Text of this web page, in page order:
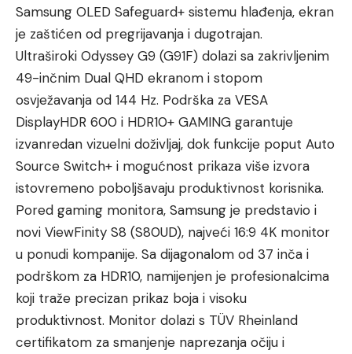
Samsung OLED Safeguard+ sistemu hlađenja, ekran
je zaštićen od pregrijavanja i dugotrajan.
Ultraširoki Odyssey G9 (G91F) dolazi sa zakrivljenim
49-inčnim Dual QHD ekranom i stopom
osvježavanja od 144 Hz. Podrška za VESA
DisplayHDR 600 i HDR10+ GAMING garantuje
izvanredan vizuelni doživljaj, dok funkcije poput Auto
Source Switch+ i mogućnost prikaza više izvora
istovremeno poboljšavaju produktivnost korisnika.
Pored gaming monitora, Samsung je predstavio i
novi ViewFinity S8 (S80UD), najveći 16:9 4K monitor
u ponudi kompanije. Sa dijagonalom od 37 inča i
podrškom za HDR10, namijenjen je profesionalcima
koji traže precizan prikaz boja i visoku
produktivnost. Monitor dolazi s TÜV Rheinland
certifikatom za smanjenje naprezanja očiju i